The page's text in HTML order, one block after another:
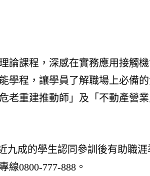
課程，深感在實務應用接觸
程，讓學員了解職場上必備
重建推動師」及「不動產營
九成的學生認同參訓後有助職
0800-777-888。